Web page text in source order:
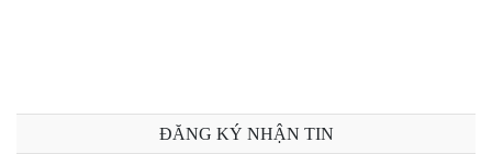
ĐĂNG KÝ NHẬN TIN